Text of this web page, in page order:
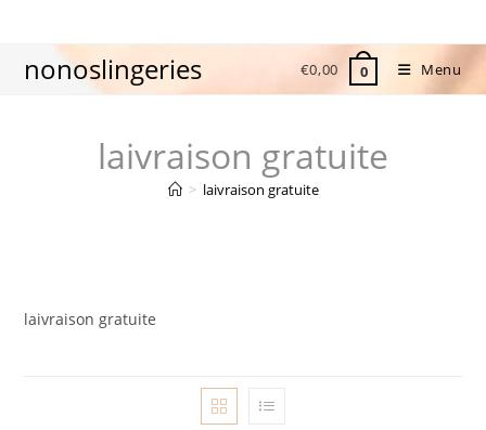
contentnonoslingeries €0,00 0 Menu
laivraison gratuite
> laivraison gratuite
laivraison gratuite